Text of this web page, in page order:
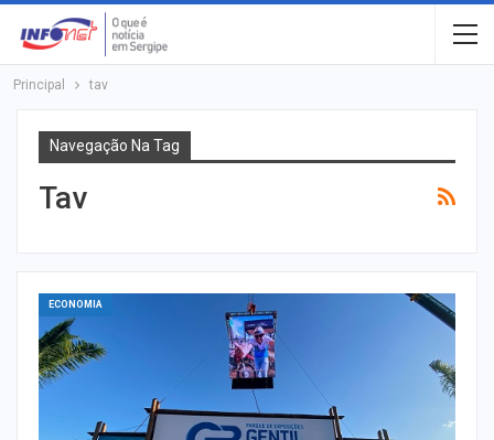
Principal tav
Navegação Na Tag
Tav
ECONOMIA